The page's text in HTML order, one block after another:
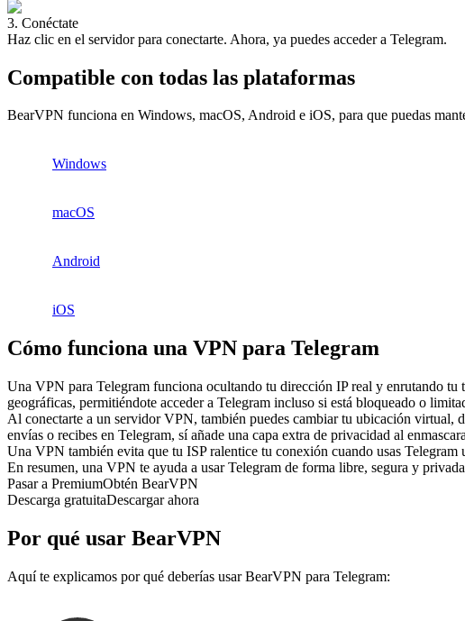
3. Conéctate
Haz clic en el servidor para conectarte. Ahora, ya puedes acceder a Telegram.
Compatible con todas las plataformas
BearVPN funciona en Windows, macOS, Android e iOS, para que puedas
Windows
macOS
Android
iOS
Cómo funciona una VPN para Telegram
Una VPN para Telegram funciona ocultando tu dirección IP real y enrutando
geográficas, permitiéndote acceder a Telegram incluso si está bloqueado o
Al conectarte a un servidor VPN, también puedes cambiar tu ubicación virtual,
envías o recibes en Telegram, sí añade una capa extra de privacidad al
Una VPN también evita que tu ISP ralentice tu conexión cuando usas
En resumen, una VPN te ayuda a usar Telegram de forma libre, segura y
Pasar a PremiumObtén BearVPN
Descarga gratuitaDescargar ahora
Por qué usar BearVPN
Aquí te explicamos por qué deberías usar BearVPN para Telegram: